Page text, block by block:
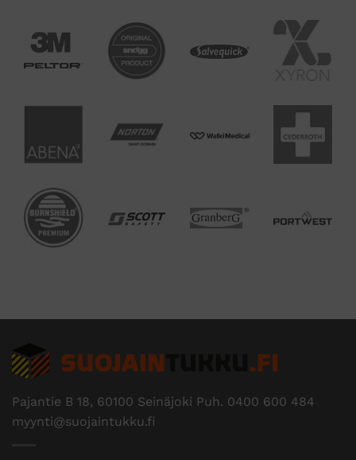
Pajantie B 18, 60100 Seinäjoki Puh. 0400 600 484
myynti@suojaintukku.fi